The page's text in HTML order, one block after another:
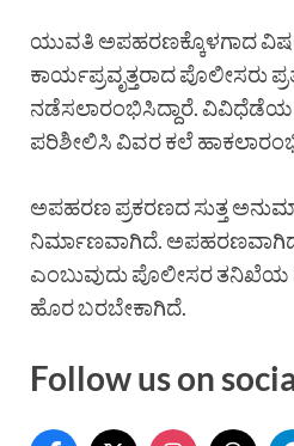
ಯುವತಿ ಅಪಹರಣಕ್ಕೊಳಗಾದ
ಕಾರ್ಯಪ್ರವೃತ್ತರಾದ ಪೊಲೀಸರು
ನಡೆಸಲಾರಂಭಿಸಿದ್ದಾರೆ. ವಿವಿಧೆಡೆಯ
ಪರಿಶೀಲಿಸಿ ವಿವರ ಕಲೆ
ಅಪಹರಣ ಪ್ರಕರಣದ ಸುತ್ತ
ನಿರ್ಮಾಣವಾಗಿದೆ.
ಎಂಬುವುದು ಪೊಲೀಸರ ತನಿಖೆಯ
ಹೊರ ಬರಬೇಕಾಗಿದೆ.
Follow us on